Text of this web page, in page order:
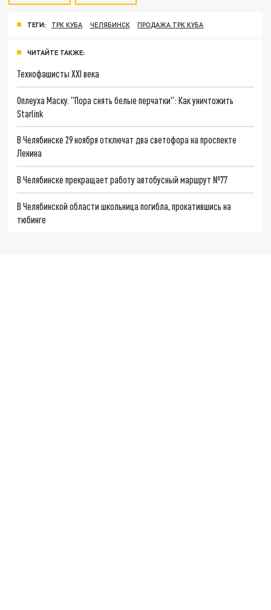
ТЕГИ: ТРК КУБА ЧЕЛЯБИНСК ПРОДАЖА ТРК КУБА
ЧИТАЙТЕ ТАКЖЕ:
Технофашисты XXI века
Оплеуха Маску. "Пора снять белые перчатки": Как уничтожить
Starlink
В Челябинске 29 ноября отключат два светофора на проспекте
Ленина
В Челябинске прекращает работу автобусный маршрут №77
В Челябинской области школьница погибла, прокатившись на
тюбинге